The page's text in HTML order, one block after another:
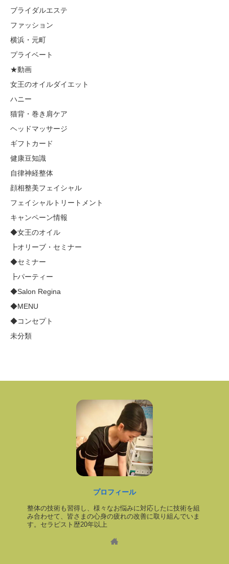
ブライダルエステ
ファッション
横浜・元町
プライベート
★動画
女王のオイルダイエット
ハニー
猫背・巻き肩ケア
ヘッドマッサージ
ギフトカード
健康豆知識
自律神経整体
顔相整美フェイシャル
フェイシャルトリートメント
キャンペーン情報
◆女王のオイル
┣オリーブ・セミナー
◆セミナー
┣パーティー
◆Salon Regina
◆MENU
◆コンセプト
未分類
プロフィール
整体の技術も習得し、様々なお悩みに対応したに技術を組
み合わせて、皆さまの心身の疲れの改善に取り組んでいま
す。セラピスト歴20年以上